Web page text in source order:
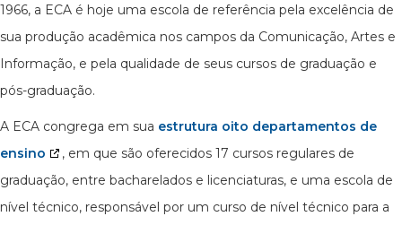
1966, a ECA é hoje uma escola de referência pela excelência de
sua produção acadêmica nos campos da Comunicação, Artes e
Informação, e pela qualidade de seus cursos de graduação e
pós-graduação.
A ECA congrega em sua estrutura oito departamentos de
ensino
, em que são oferecidos 17 cursos regulares de
graduação, entre bacharelados e licenciaturas, e uma escola de
nível técnico, responsável por um curso de nível técnico para a